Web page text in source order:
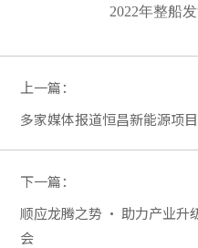
2022年整船
上一篇：
多家媒体报道恒昌新能源项
下一篇：
顺应龙腾之势 · 助力产业
会